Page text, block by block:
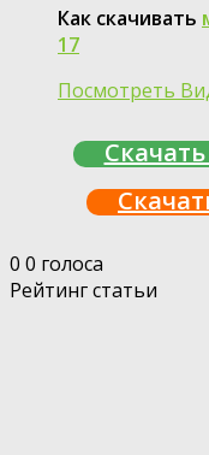
Как скачивать
17
Посмотреть
0 0 голоса
Рейтинг статьи